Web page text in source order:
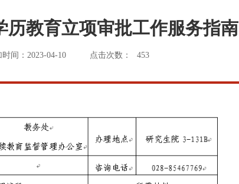
历教育立项审批工作服务指南
时间：2023-04-10 点击次数： 453